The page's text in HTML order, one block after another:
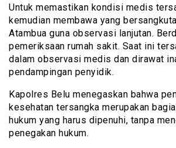
Untuk memastikan kondisi medis
kemudian membawa yang
Atambua guna observasi lanjutan.
pemeriksaan rumah sakit. Saat ini
dalam observasi medis dan dirawat
pendampingan penyidik.
Kapolres Belu menegaskan bahwa
kesehatan tersangka merupakan
hukum yang harus dipenuhi, tanpa
penegakan hukum.